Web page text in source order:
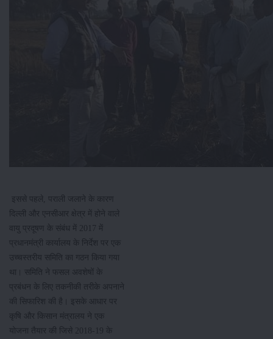
इससे पहले, पराली जलाने के कारण
दिल्ली और एनसीआर क्षेत्र में होने वाले
वायु प्रदूषण के संबंध में 2017 में
प्रधानमंत्री कार्यालय के निर्देश पर एक
उच्चस्तरीय समिति का गठन किया गया
था। समिति ने फसल अवशेषों के
प्रबंधन के लिए तकनीकी तरीके अपनाने
की सिफारिश की है। इसके आधार पर
कृषि और किसान मंत्रालय ने एक
योजना तैयार की जिसे 2018-19 के